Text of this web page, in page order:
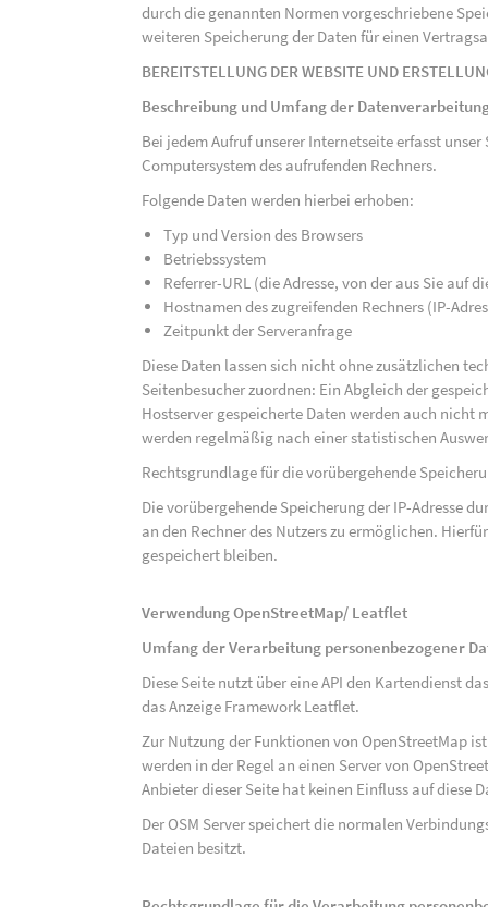
durch die genannten Normen vorgeschriebene
weiteren Speicherung der Daten für einen
BEREITSTELLUNG DER WEBSITE UND
Beschreibung und Umfang der
Bei jedem Aufruf unserer Internetseite erfasst
Computersystem des aufrufenden Rechners.
Folgende Daten werden hierbei erhoben:
Typ und Version des Browsers
Betriebssystem
Referrer-URL (die Adresse, von der aus Sie auf
Hostnamen des zugreifenden Rechners (IP-
Zeitpunkt der Serveranfrage
Diese Daten lassen sich nicht ohne zusätzlichen
Seitenbesucher zuordnen: Ein Abgleich der
Hostserver gespeicherte Daten werden auch nicht
werden regelmäßig nach einer statistischen
Rechtsgrundlage für die vorübergehende
Die vorübergehende Speicherung der IP-Adresse
an den Rechner des Nutzers zu ermöglichen.
gespeichert bleiben.
Verwendung OpenStreetMap/ Leatflet
Umfang der Verarbeitung personenbezogener
Diese Seite nutzt über eine API den Kartendienst
das Anzeige Framework Leatflet.
Zur Nutzung der Funktionen von OpenStreetMap
werden in der Regel an einen Server von
Anbieter dieser Seite hat keinen Einfluss auf diese
Der OSM Server speichert die normalen
Dateien besitzt.